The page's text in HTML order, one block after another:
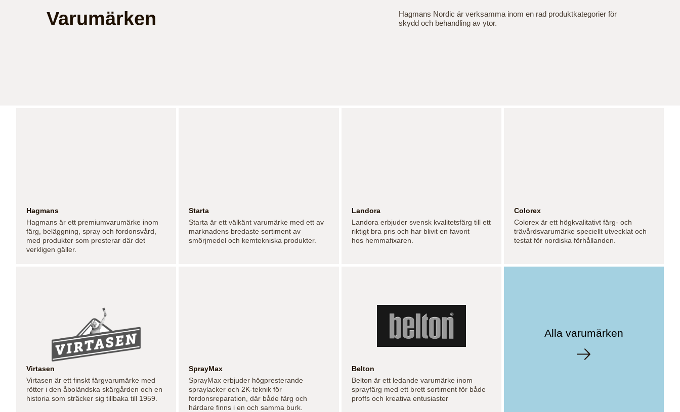
Varumärken
Hagmans Nordic är verksamma inom en rad produktkategorier för
skydd och behandling av ytor.
Hagmans
Hagmans är ett premiumvarumärke inom
färg, beläggning, spray och fordonsvård,
med produkter som presterar där det
verkligen gäller.
Starta
Starta är ett välkänt varumärke med ett av
marknadens bredaste sortiment av
smörjmedel och kemtekniska produkter.
Landora
Landora erbjuder svensk kvalitetsfärg till ett
riktigt bra pris och har blivit en favorit
hos hemmafixaren.
Colorex
Colorex är ett högkvalitativt färg- och
trävårdsvarumärke speciellt utvecklat och
testat för nordiska förhållanden.
Virtasen
Virtasen är ett finskt färgvarumärke med
rötter i den åboländska skärgården och en
historia som sträcker sig tillbaka till 1959.
SprayMax
SprayMax erbjuder högpresterande
spraylacker och 2K-teknik för
fordonsreparation, där både färg och
härdare finns i en och samma burk.
Belton
Belton är ett ledande varumärke inom
sprayfärg med ett brett sortiment för både
proffs och kreativa entusiaster
Alla varumärken